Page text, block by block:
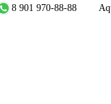
8 901 970-88-88